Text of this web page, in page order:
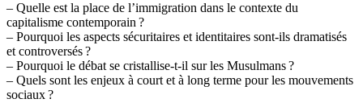
– Quelle est la place de l’immigration dans le contexte du
capitalisme contemporain ?
– Pourquoi les aspects sécuritaires et identitaires sont-ils dramatisés
et controversés ?
– Pourquoi le débat se cristallise-t-il sur les Musulmans ?
– Quels sont les enjeux à court et à long terme pour les mouvements
sociaux ?